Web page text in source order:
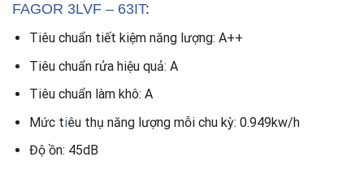
FAGOR 3LVF – 63IT:
Tiêu chuẩn tiết kiệm năng lượng: A++
Tiêu chuẩn rửa hiệu quả: A
Tiêu chuẩn làm khô: A
Mức tiêu thụ năng lượng mỗi chu kỳ: 0.949kw/h
Độ ồn: 45dB